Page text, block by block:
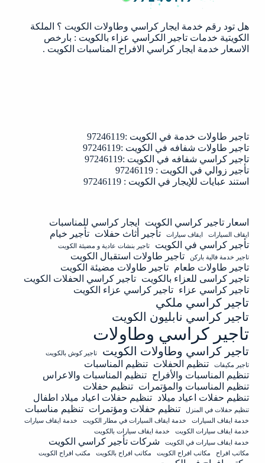
هل تود رقم خدمة ايجار كراسي وطاولات الكويت ؟ الملكة
الكويتية خدمات تاجير الكراسي عزاء بالكويت : بارخص
الاسعار خدمة ايجار كراسي الافراح المناسبات الكويت .
تاجير طاولات خدمة في الكويت :97246119
تاجير طاولات شفافه في الكويت :97246119
تاجير كراسي شفافه في الكويت :97246119
تأجير زوالي في الكويت : 97246119
استند عبايات للإيجار في الكويت : 97246119
اسعار تاجير كراسي الكويت ايجار كراسي للمناسبات
ايقاف السيارات ايقاف سيارات تأجير أثاث حفلات تأجير خيام
تأجير كراسي في الكويت
تاجير بنشات عادية و مضيئة الكويت
تاجير خدمة فالية باركن
تاجير طاولات استقبال الكويت
تاجير طاولات طعام تاجير طاولات مضيئة الكويت
تاجير كراسى للعزاء بالكويت تاجير كراسي الحفلات الكويت
تاجير كراسي عزاء تاجير كراسي عزاء الكويت
تاجير كراسي ملكي
تاجير كراسي نابليون الكويت
تاجير كراسي وطاولات
تاجير كراسي وطاولات الكويت
تاجير كوش بالكويت
تاجير مكيفات
تنظيم الحفلات تنظيم المناسبات
تنظيم المناسبات والأفراح تنظيم المناسبات والاعراس
تنظيم المناسبات والمؤتمرات تنظيم حفلات
تنظيم حفلات اعياد ميلاد تنظيم حفلات اعياد ميلاد اطفال
تنظيم حفلات في المنزل تنظيم حفلات ومؤتمرات تنظيم مناسبات
خدمة ايقاف السيارات خدمة ايقاف السيارات في مطار الكويت
خدمة ايقاف سيارات
خدمة ايقاف سيارات الكويت
خدمة ايقاف سيارات بالكويت
خدمة ايقاف سيارات في الكويت
شركات تأجير كراسي الكويت
مكاتب افراح مكاتب افراح الكويت مكاتب افراح بالكويت مكتب افراح الكويت